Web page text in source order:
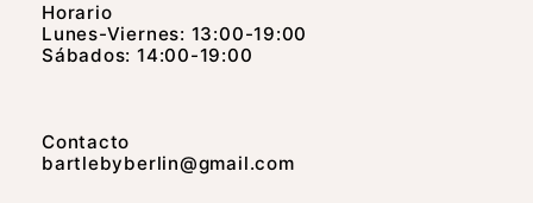
Horario
Lunes-Viernes: 13:00-19:00
Sábados: 14:00-19:00
Contacto
bartlebyberlin@gmail.com